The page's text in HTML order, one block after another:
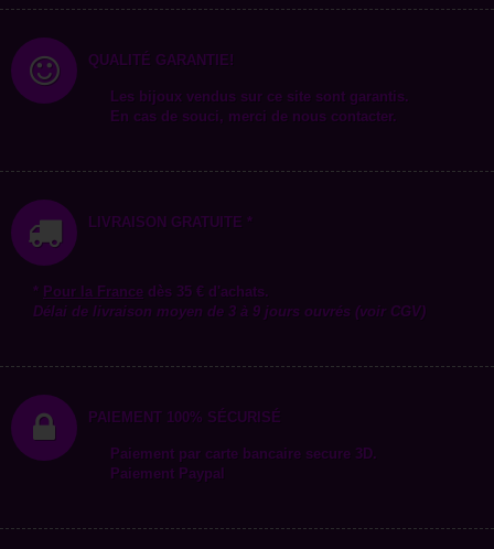
QUALITÉ GARANTIE!
Les bijoux vendus sur ce site sont garantis.
En cas de souci, merci de nous contacter.
LIVRAISON GRATUITE *
* Pour la France dès 35 € d'achats.
Délai de livraison moyen de 3 à 9 jours ouvrés (voir CGV)
PAIEMENT 100% SÉCURISÉ
Paiement par carte bancaire secure 3D.
Paiement Paypal